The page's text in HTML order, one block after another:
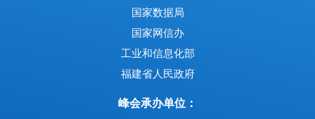
国家数据局
国家网信办
工业和信息化部
福建省人民政府
峰会承办单位：